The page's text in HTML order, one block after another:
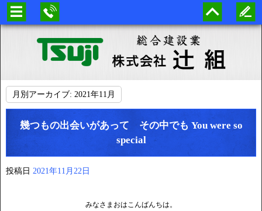
月別アーカイブ: 2021年11月
幾つもの出会いがあって その中でも You were so
special
投稿日 2021年11月22日
みなさまおはこんばんちは。